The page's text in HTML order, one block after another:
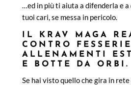
…ed in più ti aiuta a difenderla e
tuoi cari, se messa in pericolo.
IL KRAV MAGA
CONTRO
ALLENAMENTI
E BOTTE DA ORBI.
Se hai visto quello che gira in